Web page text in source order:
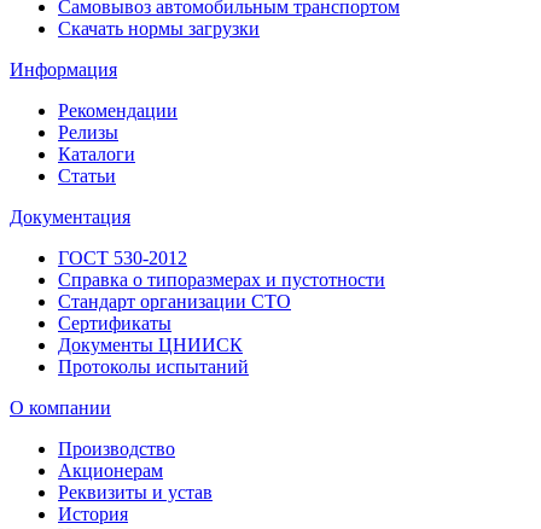
Самовывоз автомобильным транспортом
Скачать нормы загрузки
Информация
Рекомендации
Релизы
Каталоги
Статьи
Документация
ГОСТ 530-2012
Справка о типоразмерах и пустотности
Стандарт организации СТО
Сертификаты
Документы ЦНИИСК
Протоколы испытаний
О компании
Производство
Акционерам
Реквизиты и устав
История